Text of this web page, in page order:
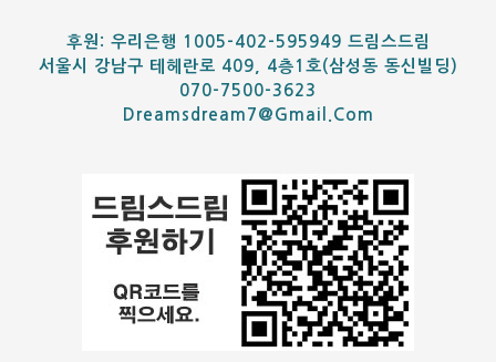
후원: 우리은행 1005-402-595949 드림스드림
서울시 강남구 테헤란로 409, 4층1호(삼성동 동신빌딩)
070-7500-3623
Dreamsdream7@gmail.com